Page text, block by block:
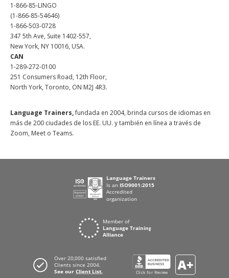
1-866-85-LINGO
(1-866-85-54646)
1-866-503-0728
347 5th Ave, Suite 1402-557,
New York, NY 10016, USA.
CAN
1-289-272-0100
251 Consumers Road, 12th Floor,
North York, Toronto, ON M2J 4R3.
Language Trainers,fundada en 2004, brinda cursos de idiomas en
más de 200 ciudades de los EE. UU. y también en línea a través de
Zoom, Meet o Teams.